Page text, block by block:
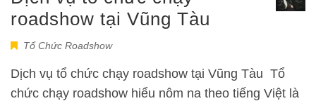
roadshow tại Vũng Tàu
Tổ Chức Roadshow
Dịch vụ tổ chức chạy roadshow tại Vũng Tàu Tổ
chức chạy roadshow hiểu nôm na theo tiếng Việt là